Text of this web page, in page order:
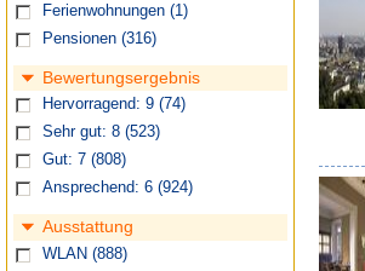
Ferienwohnungen (1)
Pensionen (316)
Bewertungsergebnis
Hervorragend: 9 (74)
Sehr gut: 8 (523)
Gut: 7 (808)
Ansprechend: 6 (924)
Ausstattung
WLAN (888)